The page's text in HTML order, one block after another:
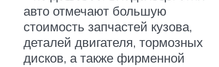
авто отмечают большую
стоимость запчастей кузова,
деталей двигателя, тормозных
дисков, а также фирменной